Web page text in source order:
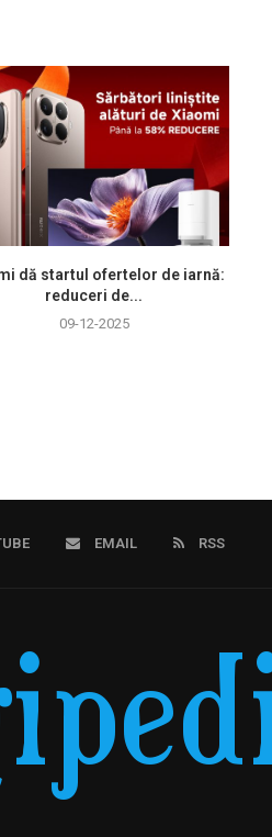
dă startul ofertelor de iarnă:
reduceri de...
09-12-2025
EMAIL RSS